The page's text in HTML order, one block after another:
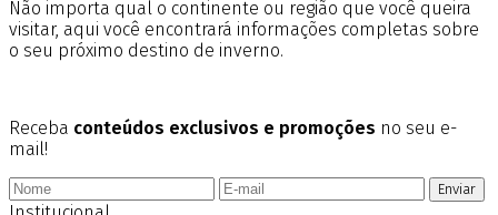
Não importa qual o continente ou região que você queira
visitar, aqui você encontrará informações completas sobre
o seu próximo destino de inverno.
Receba conteúdos exclusivos e promoções no seu e-
mail!
Enviar